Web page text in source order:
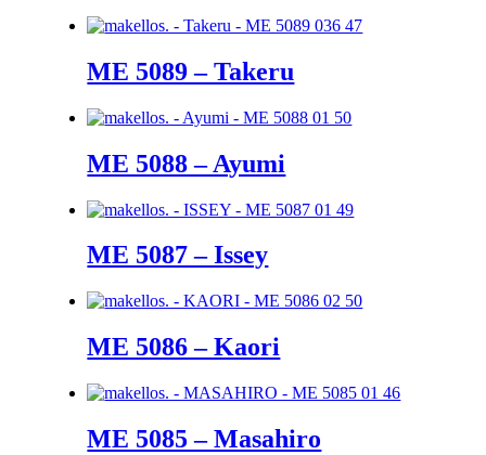
ME 5089 – Takeru
ME 5088 – Ayumi
ME 5087 – Issey
ME 5086 – Kaori
ME 5085 – Masahiro